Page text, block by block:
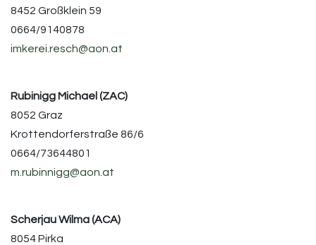
8452 Großklein 59
0664/9140878
imkerei.resch@aon.at
Rubinigg Michael (ZAC)
8052 Graz
Krottendorferstraße 86/6
0664/73644801
m.rubinnigg@aon.at
Scherjau Wilma (ACA)
8054 Pirka